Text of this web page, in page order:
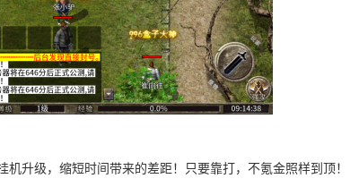
升级，缩短时间带来的差距！只要靠打，不氪金照样到顶！